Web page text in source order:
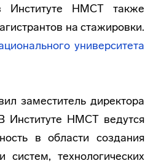
в Институте НМСТ также
на стажировки.
университета
заместитель директора
Институте НМСТ ведутся
в области создания
технологических